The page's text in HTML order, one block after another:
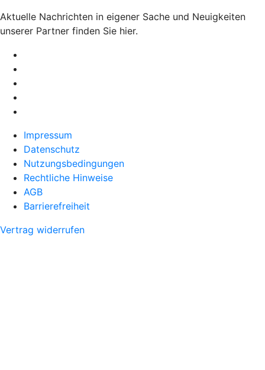
Aktuelle Nachrichten in eigener Sache und Neuigkeiten
unserer Partner finden Sie hier.
Impressum
Datenschutz
Nutzungsbedingungen
Rechtliche Hinweise
AGB
Barrierefreiheit
Vertrag widerrufen